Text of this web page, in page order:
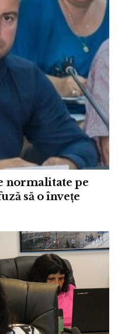
normalitate pe
să o învețe